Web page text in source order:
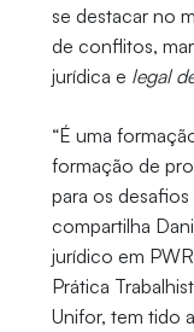
se destacar no
de conflitos,
jurídica e legal
“É uma
formação de
para os
compartilha
jurídico em
Prática
Unifor, tem tido